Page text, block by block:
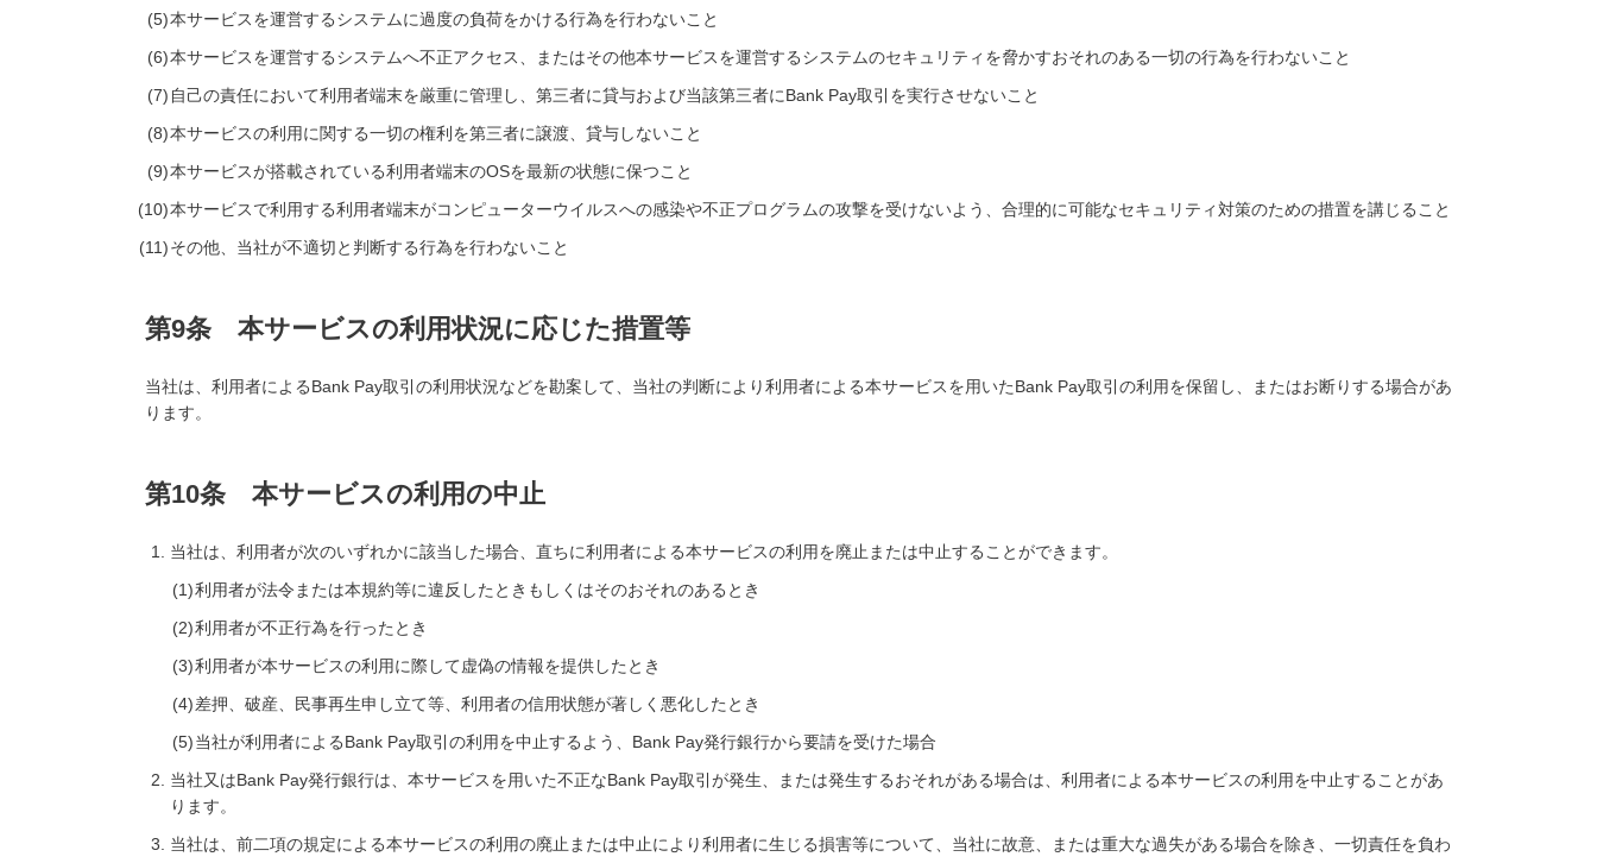
本サービスを運営するシステムに過度の負荷をかける行為を行わないこと
本サービスを運営するシステムへ不正アクセス、またはその他本サービスを運営するシステムのセキュリティを脅かすおそれのある一切の行為を行わないこと
自己の責任において利用者端末を厳重に管理し、第三者に貸与および当該第三者にBank Pay取引を実行させないこと
本サービスの利用に関する一切の権利を第三者に譲渡、貸与しないこと
本サービスが搭載されている利用者端末のOSを最新の状態に保つこと
本サービスで利用する利用者端末がコンピューターウイルスへの感染や不正プログラムの攻撃を受けないよう、合理的に可能なセキュリティ対策のための措置を講じること
その他、当社が不適切と判断する行為を行わないこと
第9条 本サービスの利用状況に応じた措置等
当社は、利用者によるBank Pay取引の利用状況などを勘案して、当社の判断により利用者による本サービスを用いたBank Pay取引の利用を保留し、またはお断りする場合があ
ります。
第10条 本サービスの利用の中止
当社は、利用者が次のいずれかに該当した場合、直ちに利用者による本サービスの利用を廃止または中止することができます。
利用者が法令または本規約等に違反したときもしくはそのおそれのあるとき
利用者が不正行為を行ったとき
利用者が本サービスの利用に際して虚偽の情報を提供したとき
差押、破産、民事再生申し立て等、利用者の信用状態が著しく悪化したとき
当社が利用者によるBank Pay取引の利用を中止するよう、Bank Pay発行銀行から要請を受けた場合
当社又はBank Pay発行銀行は、本サービスを用いた不正なBank Pay取引が発生、または発生するおそれがある場合は、利用者による本サービスの利用を中止することがあ
ります。
当社は、前二項の規定による本サービスの利用の廃止または中止により利用者に生じる損害等について、当社に故意、または重大な過失がある場合を除き、一切責任を負わ